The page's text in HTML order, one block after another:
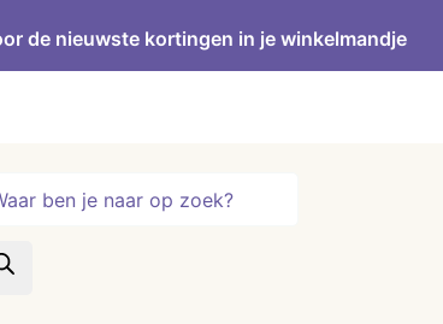
de nieuwste kortingen in je winkelmandje